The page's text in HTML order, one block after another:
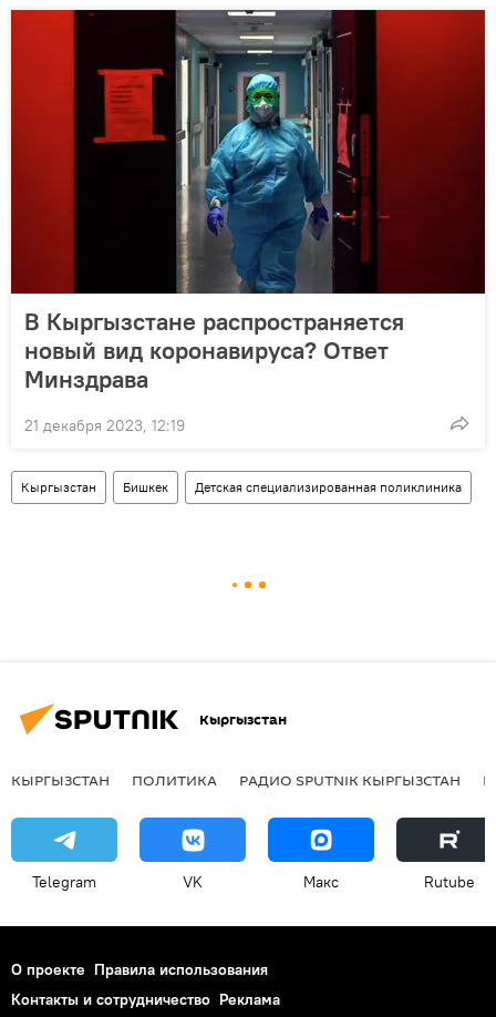
В Кыргызстане распространяется
новый вид коронавируса? Ответ
Минздрава
21 декабря 2023, 12:19
Кыргызстан Бишкек Детская специализированная поликлиника
Кыргызстан
КЫРГЫЗСТАН ПОЛИТИКА РАДИО SPUTNIK КЫРГЫЗСТАН
Telegram VK Макс Rutube
О проекте Правила использования
Контакты и сотрудничество Реклама